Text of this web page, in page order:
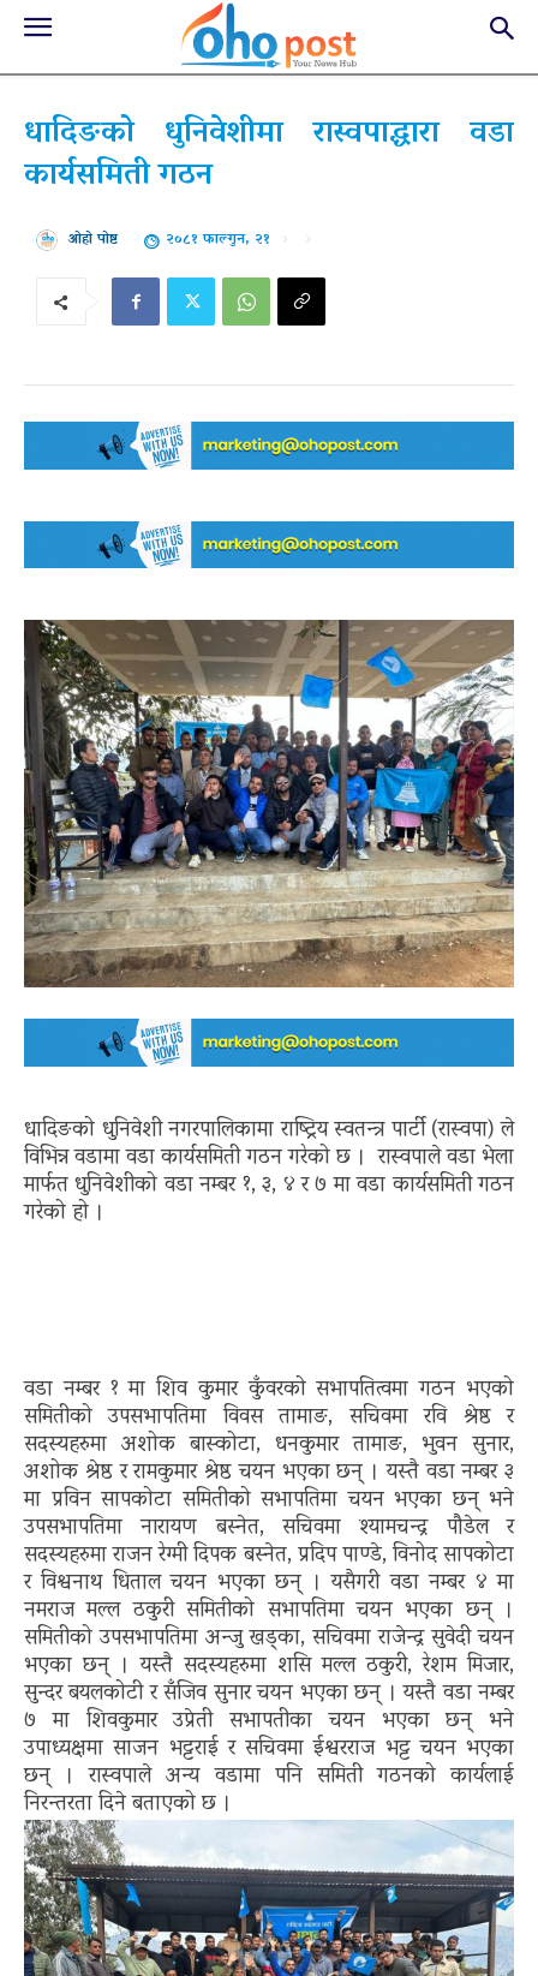
धादिङको धुनिवेशीमा रास्वपाद्धारा वडा
कार्यसमिती गठन
ओहो पोष्ट २०८१ फाल्गुन, २१
धादिङको धुनिवेशी नगरपालिकामा राष्ट्रिय स्वतन्त्र पार्टी (रास्वपा) ले
विभिन्न वडामा वडा कार्यसमिती गठन गरेको छ । रास्वपाले वडा भेला
मार्फत धुनिवेशीको वडा नम्बर १, ३, ४ र ७ मा वडा कार्यसमिती गठन
गरेको हो ।
वडा नम्बर १ मा शिव कुमार कुँवरको सभापतित्वमा गठन भएको
समितीको उपसभापतिमा विवस तामाङ, सचिवमा रवि श्रेष्ठ र
सदस्यहरुमा अशोक बास्कोटा, धनकुमार तामाङ, भुवन सुनार,
अशोक श्रेष्ठ र रामकुमार श्रेष्ठ चयन भएका छन् । यस्तै वडा नम्बर ३
मा प्रविन सापकोटा समितीको सभापतिमा चयन भएका छन् भने
उपसभापतिमा नारायण बस्नेत, सचिवमा श्यामचन्द्र पौडेल र
सदस्यहरुमा राजन रेग्मी दिपक बस्नेत, प्रदिप पाण्डे, विनोद सापकोटा
र विश्वनाथ धिताल चयन भएका छन् । यसैगरी वडा नम्बर ४ मा
नमराज मल्ल ठकुरी समितीको सभापतिमा चयन भएका छन् ।
समितीको उपसभापतिमा अन्जु खड्का, सचिवमा राजेन्द्र सुवेदी चयन
भएका छन् । यस्तै सदस्यहरुमा शसि मल्ल ठकुरी, रेशम मिजार,
सुन्दर बयलकोटी र सँजिव सुनार चयन भएका छन् । यस्तै वडा नम्बर
७ मा शिवकुमार उप्रेती सभापतीका चयन भएका छन् भने
उपाध्यक्षमा साजन भट्टराई र सचिवमा ईश्वरराज भट्ट चयन भएका
छन् । रास्वपाले अन्य वडामा पनि समिती गठनको कार्यलाई
निरन्तरता दिने बताएको छ ।